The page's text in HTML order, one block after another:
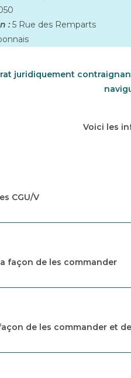
:5 Rue des Remparts
juridiquement
Voici les
CGU/V
façon de les commander
de les commander et